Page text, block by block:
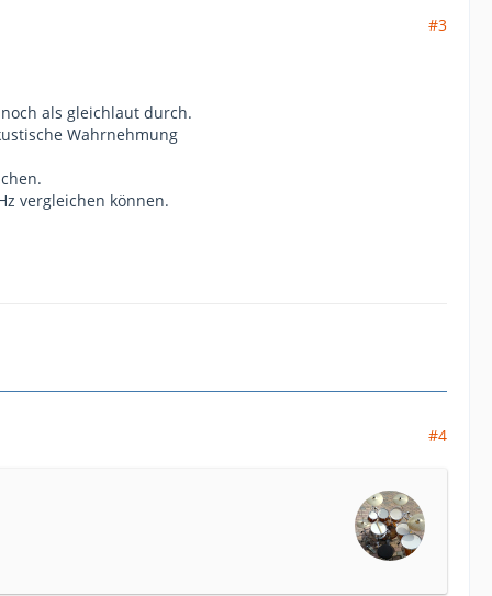
#3
als gleichlaut durch.
Wahrnehmung
vergleichen können.
#4